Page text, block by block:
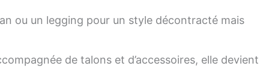
ou un legging pour un style décontracté mais
de talons et d’accessoires, elle devient